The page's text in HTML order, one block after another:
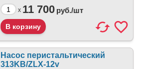
x 11 700 руб./шт
Насос перистальтический
313KB/ZLX-12v